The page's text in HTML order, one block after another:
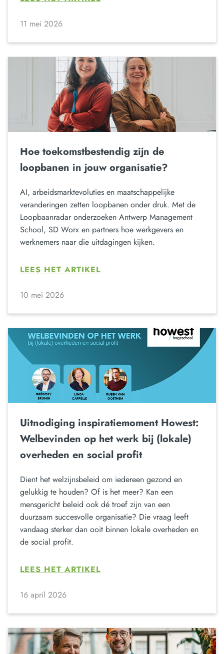
11 mei 2026
Hoe toekomstbestendig zijn de
loopbanen in jouw organisatie?
AI, arbeidsmarktevoluties en maatschappelijke
veranderingen zetten loopbanen onder druk. Met de
Loopbaanradar onderzoeken Antwerp Management
School, SD Worx en partners hoe werkgevers en
werknemers naar die uitdagingen kijken.
LEES HET ARTIKEL
10 mei 2026
Uitnodiging inspiratiemoment Howest:
Welbevinden op het werk bij (lokale)
overheden en social profit
Dient het welzijnsbeleid om iedereen gezond en
gelukkig te houden? Of is het meer? Kan een
mensgericht beleid ook dé troef zijn van een
duurzaam succesvolle organisatie? Die vraag leeft
vandaag sterker dan ooit binnen lokale overheden en
de social profit.
LEES HET ARTIKEL
16 april 2026